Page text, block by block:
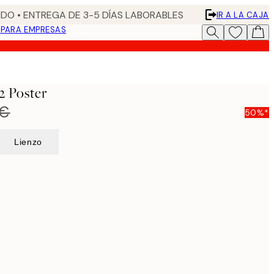
• ENTREGA DE 3-5 DÍAS LABORABLES
IR A LA CAJA
PARA EMPRESAS
Poster
50%*
Lienzo